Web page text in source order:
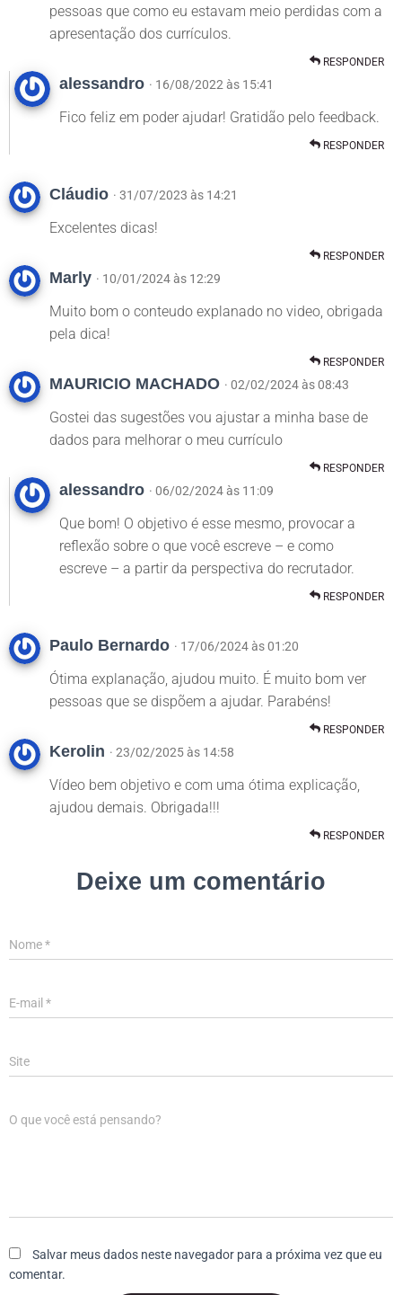
pessoas que como eu estavam meio perdidas com a
apresentação dos currículos.
RESPONDER
alessandro · 16/08/2022 às 15:41
Fico feliz em poder ajudar! Gratidão pelo feedback.
RESPONDER
Cláudio · 31/07/2023 às 14:21
Excelentes dicas!
RESPONDER
Marly · 10/01/2024 às 12:29
Muito bom o conteudo explanado no video, obrigada
pela dica!
RESPONDER
MAURICIO MACHADO · 02/02/2024 às 08:43
Gostei das sugestões vou ajustar a minha base de
dados para melhorar o meu currículo
RESPONDER
alessandro · 06/02/2024 às 11:09
Que bom! O objetivo é esse mesmo, provocar a
reflexão sobre o que você escreve – e como
escreve – a partir da perspectiva do recrutador.
RESPONDER
Paulo Bernardo · 17/06/2024 às 01:20
Ótima explanação, ajudou muito. É muito bom ver
pessoas que se dispõem a ajudar. Parabéns!
RESPONDER
Kerolin · 23/02/2025 às 14:58
Vídeo bem objetivo e com uma ótima explicação,
ajudou demais. Obrigada!!!
RESPONDER
Deixe um comentário
Nome*
E-mail *
Site
O que você está pensando?
Salvar meus dados neste navegador para a próxima vez que eu
comentar.